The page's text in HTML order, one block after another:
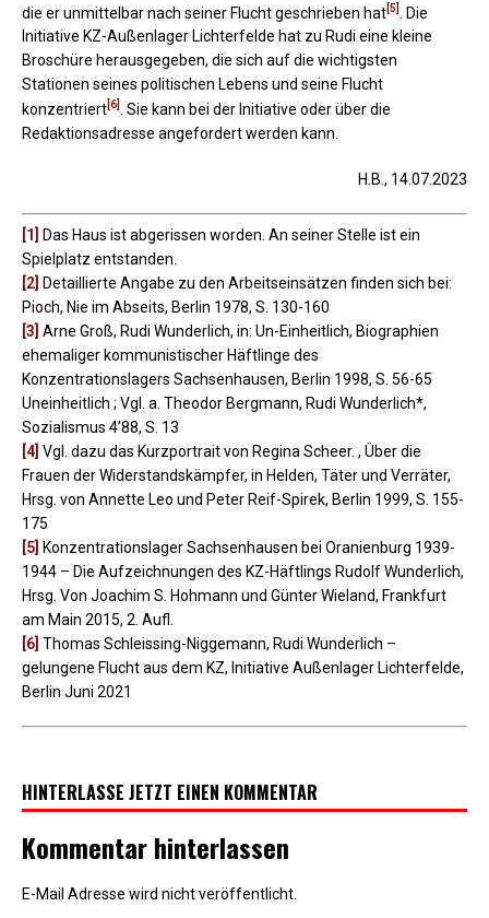
die er unmittelbar nach seiner Flucht geschrieben hat[5]
. Die
Initiative KZ-Außenlager Lichterfelde hat zu Rudi eine kleine
Broschüre herausgegeben, die sich auf die wichtigsten
Stationen seines politischen Lebens und seine Flucht
konzentriert[6]
. Sie kann bei der Initiative oder über die
Redaktionsadresse angefordert werden kann.
H.B., 14.07.2023
[1]
Das Haus ist abgerissen worden. An seiner Stelle ist ein
Spielplatz entstanden.
[2] Detaillierte Angabe zu den Arbeitseinsätzen finden sich bei:
Pioch, Nie im Abseits, Berlin 1978, S. 130-160
[3] Arne Groß, Rudi Wunderlich, in: Un-Einheitlich, Biographien
ehemaliger kommunistischer Häftlinge des
Konzentrationslagers Sachsenhausen, Berlin 1998, S. 56-65
Uneinheitlich ; Vgl. a. Theodor Bergmann, Rudi Wunderlich*,
Sozialismus 4’88, S. 13
[4] Vgl. dazu das Kurzportrait von Regina Scheer. , Über die
Frauen der Widerstandskämpfer, in Helden, Täter und Verräter,
Hrsg. von Annette Leo und Peter Reif-Spirek, Berlin 1999, S. 155-
175
[5] Konzentrationslager Sachsenhausen bei Oranienburg 1939-
1944 – Die Aufzeichnungen des KZ-Häftlings Rudolf Wunderlich,
Hrsg. Von Joachim S. Hohmann und Günter Wieland, Frankfurt
am Main 2015, 2. Aufl.
[6] Thomas Schleissing-Niggemann, Rudi Wunderlich –
gelungene Flucht aus dem KZ, Initiative Außenlager Lichterfelde,
Berlin Juni 2021
HINTERLASSE JETZT EINEN KOMMENTAR
Kommentar hinterlassen
E-Mail Adresse wird nicht veröffentlicht.